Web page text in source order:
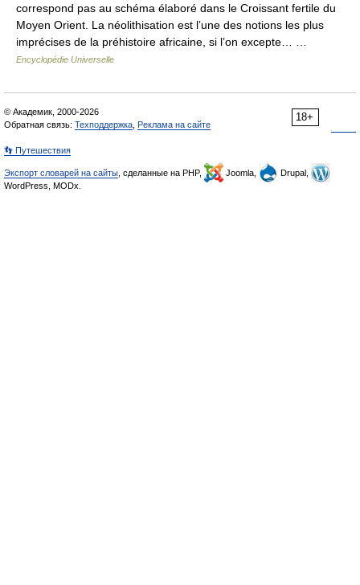
correspond pas au schéma élaboré dans le Croissant fertile du
Moyen Orient. La néolithisation est l’une des notions les plus
imprécises de la préhistoire africaine, si l’on excepte… …
Encyclopédie Universelle
18+
© Академик, 2000-2026
Обратная связь: Техподдержка Реклама на сайте
👣 Путешествия
Экспорт словарей на сайты , сделанные на PHP, Joomla,
Drupal,
WordPress, MODx.